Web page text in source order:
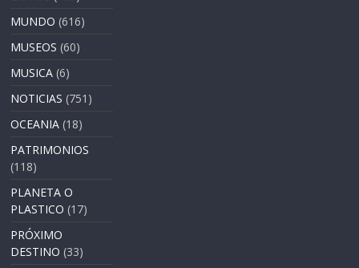
MUNDO (616)
MUSEOS (60)
MUSICA (6)
NOTICIAS (751)
OCEANIA (18)
PATRIMONIOS
(118)
PLANETA O
PLASTICO (17)
PRÓXIMO
DESTINO (33)